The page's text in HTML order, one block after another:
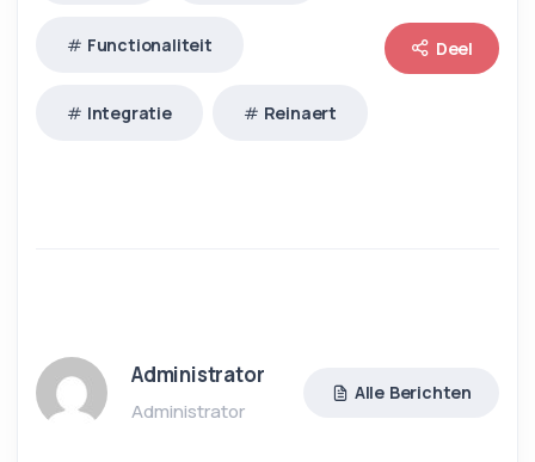
Functionaliteit
Integratie Reinaert
Deel
Administrator
Administrator
Alle Berichten